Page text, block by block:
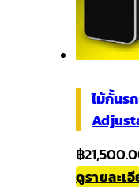
ไม้กั้นร
฿
ดูรายละเ